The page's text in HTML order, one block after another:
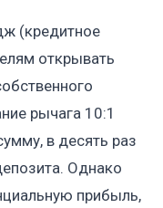
(кредитное
открывать
рычага 10:1
в десять раз
Однако
прибыль,